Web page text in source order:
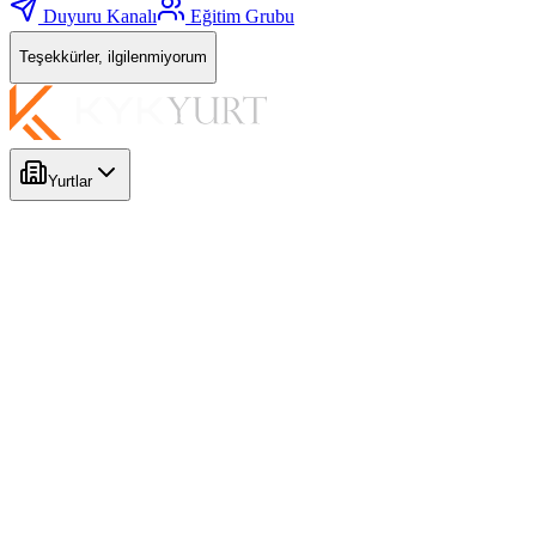
Duyuru Kanalı
Eğitim Grubu
Teşekkürler, ilgilenmiyorum
Yurtlar